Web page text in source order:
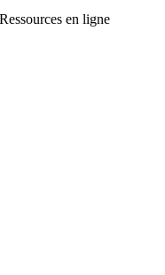
Ressources en ligne